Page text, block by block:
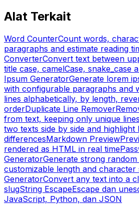
Alat Terkait
Word CounterCount words,
paragraphs and estimate reading
ConverterConvert text between
title case, camelCase, snake_case
Ipsum GeneratorGenerate lorem
with configurable paragraphs and
lines alphabetically, by length,
orderDuplicate Line Remover
from text, keeping only unique lines
two texts side by side and highlight
differencesMarkdown Preview
rendered as HTML in real time
GeneratorGenerate strong
customizable length and character
GeneratorConvert any text into a
slugString EscapeEscape dan
JavaScript, Python, dan JSON